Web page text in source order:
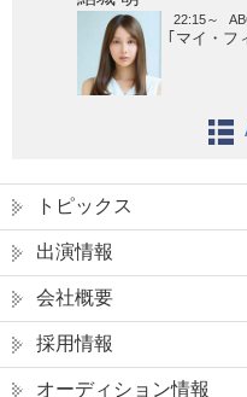
22:15～
｢マイ・フ
トピックス
出演情報
会社概要
採用情報
オーディション情報